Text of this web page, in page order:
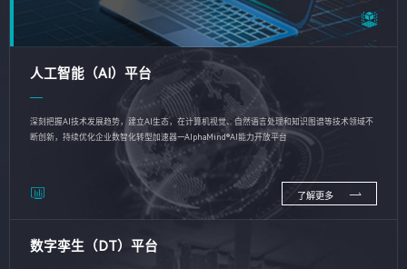
人工智能（AI）平台
深刻把握AI技术发展趋势，建立AI生态，在计算机视觉、自然语言处理和知识图谱等技术领域不
断创新，持续优化企业数智化转型加速器—AlphaMind®AI能力开放平台
了解更多
数字孪生（DT）平台